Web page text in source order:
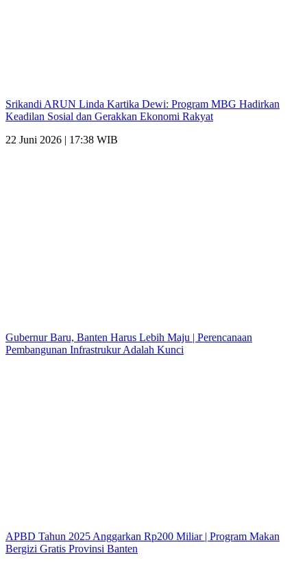
Srikandi ARUN Linda Kartika Dewi: Program MBG Hadirkan
Keadilan Sosial dan Gerakkan Ekonomi Rakyat
22 Juni 2026 | 17:38 WIB
Gubernur Baru, Banten Harus Lebih Maju | Perencanaan
Pembangunan Infrastrukur Adalah Kunci
APBD Tahun 2025 Anggarkan Rp200 Miliar | Program Makan
Bergizi Gratis Provinsi Banten